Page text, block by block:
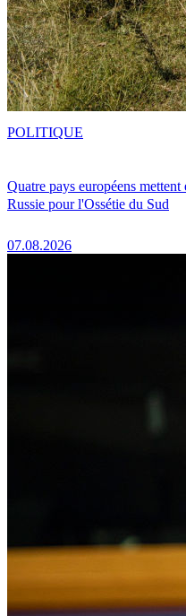
Quatre pays européens
Russie pour l'Ossétie du Sud
07.08.2026
POLITIQUE